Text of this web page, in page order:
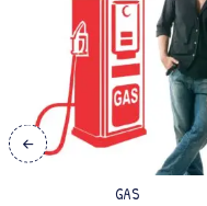
GAS